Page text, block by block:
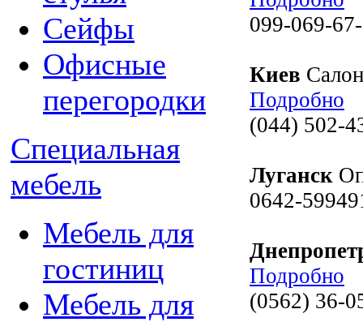
Сейфы
Офисные
перегородки
Специальная
мебель
Мебель для
гостиниц
Мебель для
099-069-
Киев
Подробно
(044) 502-
Луганск
0642-
Подробно
(0562) 36-